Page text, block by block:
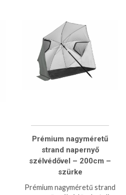
Prémium nagyméretű
strand napernyő
szélvédővel – 200cm –
szürke
Prémium nagyméretű strand